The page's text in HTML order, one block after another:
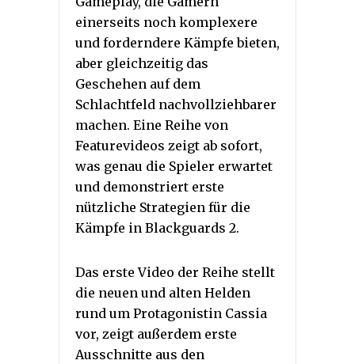
einerseits noch komplexere
und forderndere Kämpfe bieten,
aber gleichzeitig das
Geschehen auf dem
Schlachtfeld nachvollziehbarer
machen. Eine Reihe von
Featurevideos zeigt ab sofort,
was genau die Spieler erwartet
und demonstriert erste
nützliche Strategien für die
Kämpfe in Blackguards 2.
Das erste Video der Reihe stellt
die neuen und alten Helden
rund um Protagonistin Cassia
vor, zeigt außerdem erste
Ausschnitte aus den